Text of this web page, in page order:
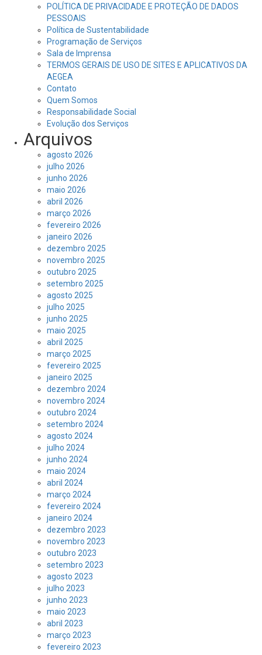
POLÍTICA DE PRIVACIDADE E PROTEÇÃO DE DADOS
PESSOAIS
Política de Sustentabilidade
Programação de Serviços
Sala de Imprensa
TERMOS GERAIS DE USO DE SITES E APLICATIVOS DA
AEGEA
Contato
Quem Somos
Responsabilidade Social
Evolução dos Serviços
Arquivos
agosto 2026
julho 2026
junho 2026
maio 2026
abril 2026
março 2026
fevereiro 2026
janeiro 2026
dezembro 2025
novembro 2025
outubro 2025
setembro 2025
agosto 2025
julho 2025
junho 2025
maio 2025
abril 2025
março 2025
fevereiro 2025
janeiro 2025
dezembro 2024
novembro 2024
outubro 2024
setembro 2024
agosto 2024
julho 2024
junho 2024
maio 2024
abril 2024
março 2024
fevereiro 2024
janeiro 2024
dezembro 2023
novembro 2023
outubro 2023
setembro 2023
agosto 2023
julho 2023
junho 2023
maio 2023
abril 2023
março 2023
fevereiro 2023